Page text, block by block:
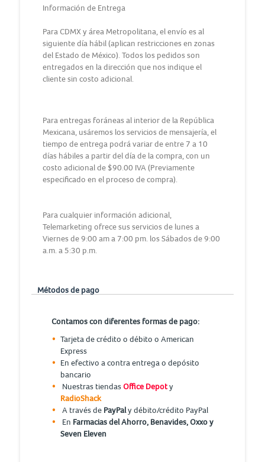
Información de Entrega
Para CDMX y área Metropolitana, el envío es al
siguiente día hábil (aplican restricciones en zonas
del Estado de México). Todos los pedidos son
entregados en la dirección que nos indique el
cliente sin costo adicional.
Para entregas foráneas al interior de la República
Mexicana, usáremos los servicios de mensajería, el
tiempo de entrega podrá variar de entre 7 a 10
días hábiles a partir del día de la compra, con un
costo adicional de $90.00 IVA (Previamente
especificado en el proceso de compra).
Para cualquier información adicional,
Telemarketing ofrece sus servicios de lunes a
Viernes de 9:00 am a 7:00 pm. los Sábados de 9:00
a.m. a 5:30 p.m.
Métodos de pago
Contamos con diferentes formas de pago:
Tarjeta de crédito o débito o American
Express
En efectivo a contra entrega o depósito
bancario
Nuestras tiendasOffice Depoty
RadioShack
A través de PayPaly débito/crédito PayPal
En Farmacias del Ahorro, Benavides, Oxxo y
Seven Eleven